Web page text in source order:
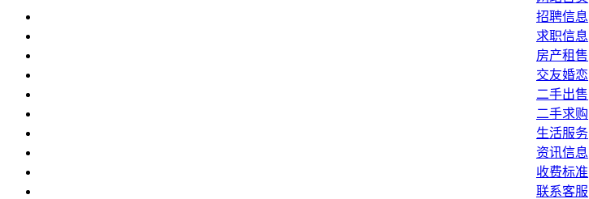
招聘信息
求职信息
房产租售
交友婚恋
二手出售
二手求购
生活服务
资讯信息
收费标准
联系客服